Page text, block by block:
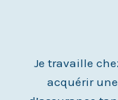
Je travaille
acquérir